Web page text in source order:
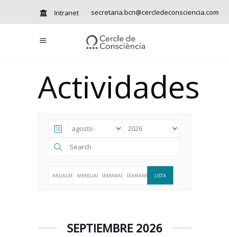
Intranet secretaria.bcn@cercledeconsciencia.com
Actividades
ANUALMENTEMENSUALMENTESEMANALMENTEDIARIAMENTELISTA
SEPTIEMBRE 2026